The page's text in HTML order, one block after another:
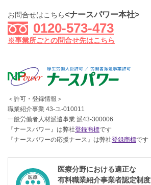
お問合せはこちら<ナースパワー本社>
0120-573-473
※事業所ごとの問合せ先はこちら
＜許可・登録情報＞
職業紹介事業 43-ユ-010011
一般労働者人材派遣事業 派43-300006
『ナースパワー』は弊社登録商標です
『ナースパワーの応援ナース』は弊社登録商標です
医療分野における適正な
有料職業紹介事業者認定制度